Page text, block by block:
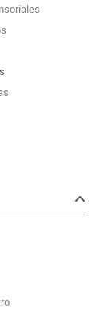
destruye